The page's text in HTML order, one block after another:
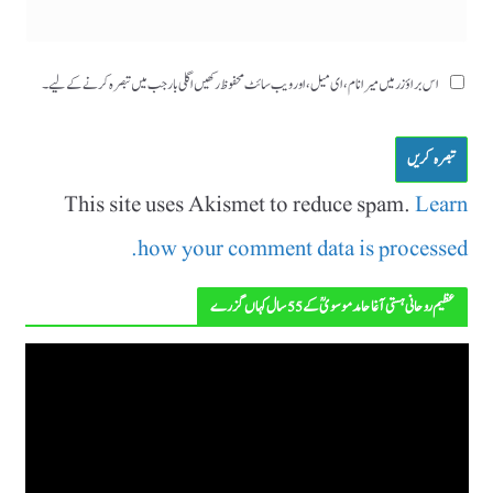
اس براؤزر میں میرا نام، ای میل، اور ویب سائٹ محفوظ رکھیں اگلی بار جب میں تبصرہ کرنے کےلیے۔
This site uses Akismet to reduce spam.Learn
how your comment data is processed.
عظیم روحانی ہستی آغا حامد موسویؒ کے 55 سال کہاں گزرے